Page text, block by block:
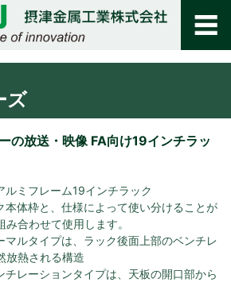
ズ
の放送・映像 FA向け19インチラッ
ミフレーム19インチラック
体枠と、仕様によって使い分けることが
合わせて使用します。
ルタイプは、ラック後面上部のベンチレ
放熱される構造
レーションタイプは、天板の開口部から